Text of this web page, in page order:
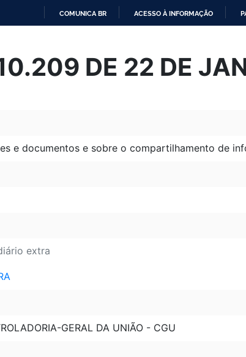
O
CONTEÚDO
COMUNICA BR ACESSO À INFORMAÇÃO
DE 22 DE
e documentos e sobre o compartilhamento de
extra
GERAL DA UNIÃO - CGU